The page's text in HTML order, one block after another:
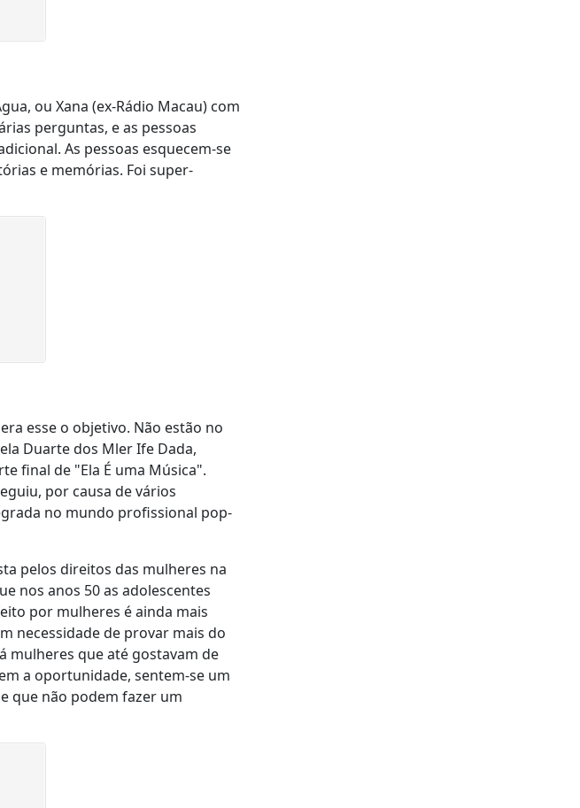
ou Xana (ex-Rádio Macau) com
perguntas, e as pessoas
As pessoas esquecem-se
e memórias. Foi super-
esse o objetivo. Não estão no
Duarte dos Mler Ife Dada,
final de "Ela É uma Música".
por causa de vários
no mundo profissional pop-
pelos direitos das mulheres na
nos anos 50 as adolescentes
por mulheres é ainda mais
necessidade de provar mais do
mulheres que até gostavam de
a oportunidade, sentem-se um
que não podem fazer um